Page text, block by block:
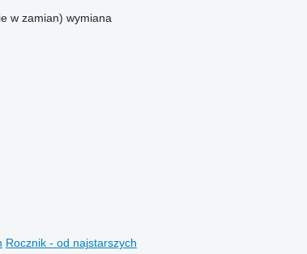
w zamian) wymiana
Rocznik - od najstarszych